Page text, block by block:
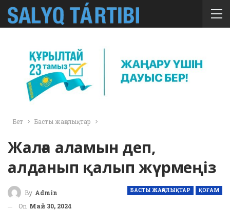
Бет Басты жаңалықтар
Жалға аламын деп,
алданып қалып жүрмеңіз
БАСТЫ ЖАҢАЛЫҚТАР ҚОҒАМ
By Admin
On Май 30, 2024